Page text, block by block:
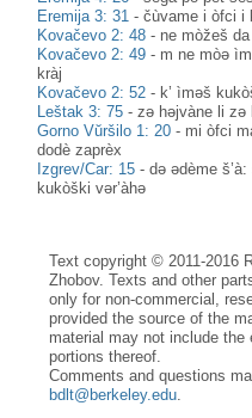
Eremija 3: 31 -čùvame i òfci i
Kovačevo 2: 48 - ne mòžeš
Kovačevo 2: 49 - m ne mòə
kràj
Kovačevo 2: 52 - k’ ìməš
Leštak 3: 75 -zə həjvàne li zə
Gorno Vŭršilo 1: 20 - mi òfci
dodè zaprèx
Izgrev/Car: 15 -də ədème
kukòški vər’àhə
Text copyright © 2011-2016
Zhobov. Texts and other
only for non-commercial,
provided the source of the
material may not include the
portions thereof.
Comments and questions
bdlt@berkeley.edu.